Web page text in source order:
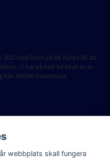
2021 med fokus på att hjälpa till att
Vi har på kort tid blivit en av
från HiKOKI Powertools.
webbplats skall fungera